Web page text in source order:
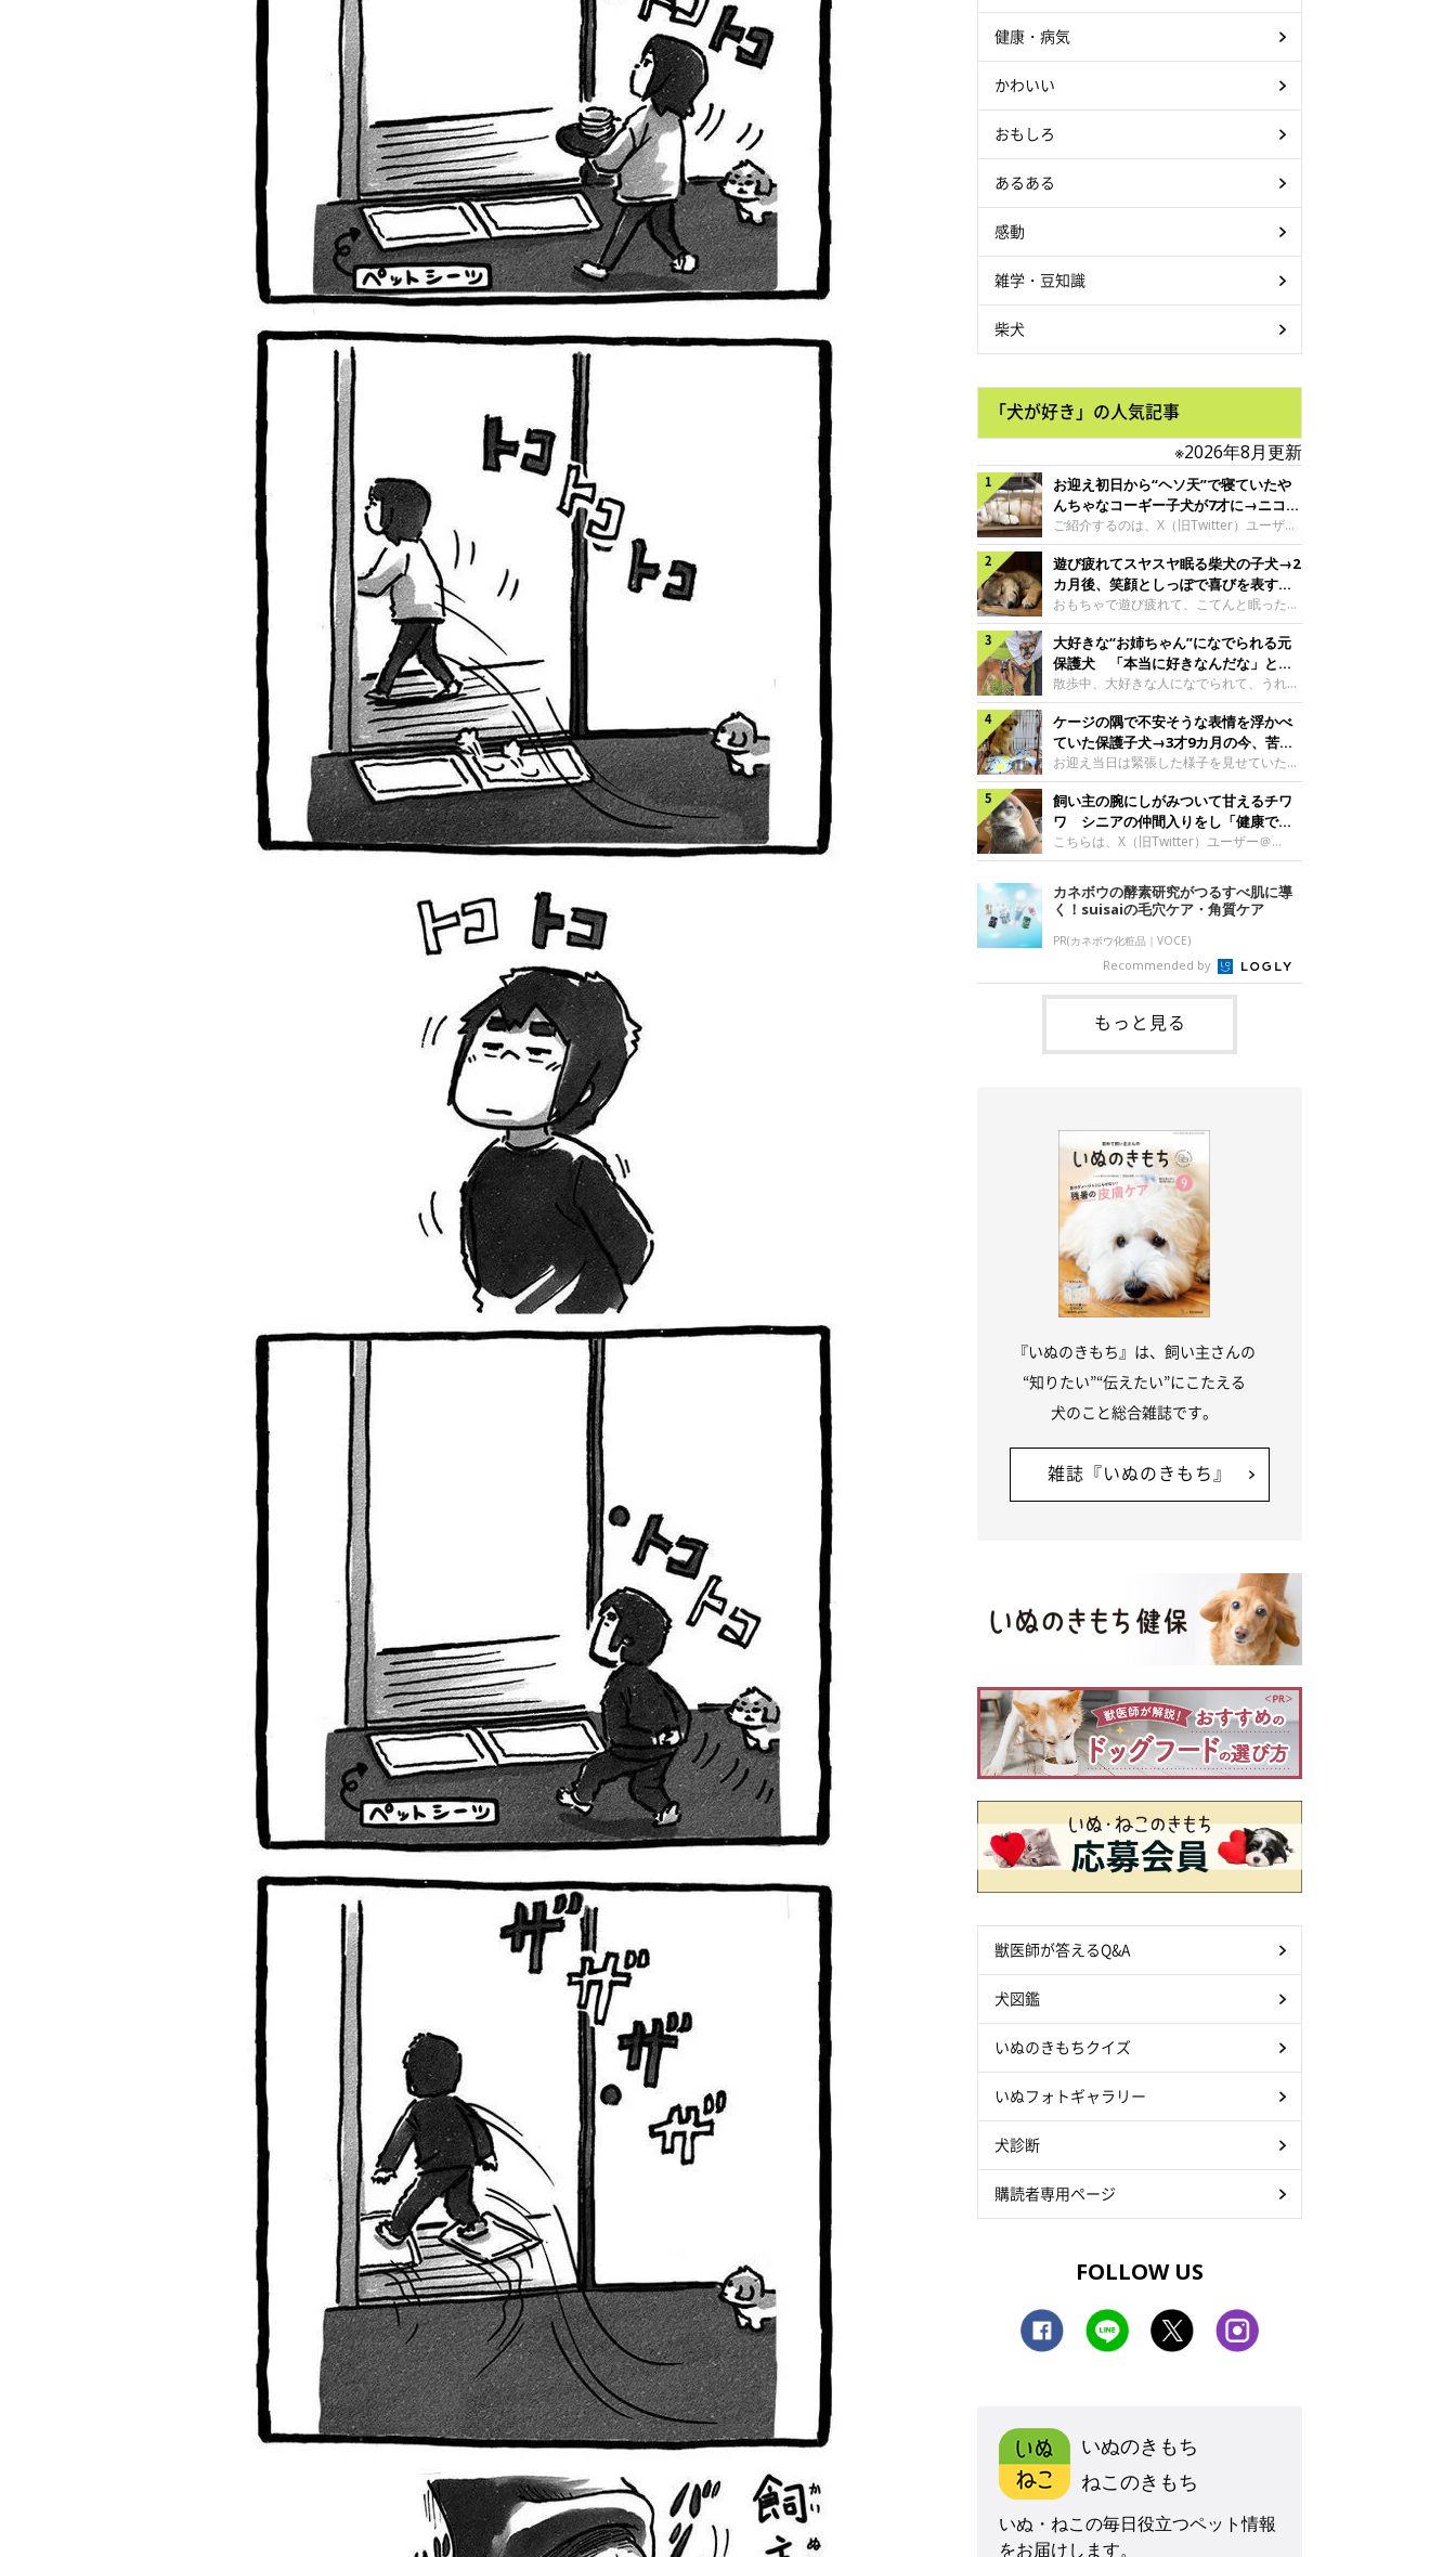
健康・病気
かわいい
おもしろ
あるある
感動
雑学・豆知識
柴犬
「犬が好き」の人気記事
※2026年8月更新
お迎え初日から“ヘソ天”で寝ていたや
んちゃなコーギー子犬が7才に→ニコニ
コ“コーギースマイル”が魅力のコに成
長！
ご紹介するのは、X（旧Twitter）ユーザー
＠Kus1oKg2vsgdWS2さんの愛犬でウェル
シュ・コーギー・ペンブロークの神楽ちゃ
ん。今年の8月で7才になるという神楽ちゃ
んですが、いったいどんな子犬時代を過ご
したのでしょうか。今回は、神楽ちゃんの
成長を飼い主さんと振り返ります！神楽ち
ゃんの成長について聞いた！お迎えから数
日後の神楽ちゃん（撮影時生後2カ月）＠
Kus1oKg2vsgdWS2――お迎え当初の神楽
ちゃんの様子について教えてください。飼
い主さん： 「お迎え当日から“ヘソ天”で寝
るようなコでし
遊び疲れてスヤスヤ眠る柴犬の子犬→2
カ月後、笑顔としっぽで喜びを表すコ
に成長！
おもちゃで遊び疲れて、こてんと眠った子
犬。あれから2カ月、表情や行動にさまざ
まな変化が見られるようになりました。遊
び疲れて眠る生後2カ月のなっちゃん遊び
疲れた様子のなっちゃん。@Pkndg_紹介
するのは、X（旧Twitter）ユーザー
@Pkndg_さんの愛犬・なっちゃん（取材
時、生後4カ月／柴犬）。こちらの写真
は、なっちゃんが生後2カ月のころに撮影
された一枚です。この日、なっちゃんは家
族と一緒におもちゃで遊んでいました。た
くさん遊んで疲れたのか、その後は眠り始
めたそうです。眠るなっちゃん。
@Pkndg_
大好きな“お姉ちゃん”になでられる元
保護犬 「本当に好きなんだな」と感
じる表情にほっこり
散歩中、大好きな人になでられて、うれし
そうな表情を見せる元保護犬。甘えるよう
な姿に、見ているこちらまでほっこりしま
す。大好きな“お姉ちゃん”に甘える小次郎
くん妹さんになでてもらい、うれしそうな
表情を見せる小次郎くん（2026年6月撮
影）。@mika_Jimmy紹介するのは、X（旧
Twitter）ユーザー@mika_Jimmyさんの愛
犬・小次郎くん（撮影時5才）。こちら
は、飼い主さんの妹さんと一緒に散歩をし
日、飼い主さんは実家から自宅へ帰る途
中、妹さんと公園で待ち合わせ
ケージの隅で不安そうな表情を浮かべ
ていた保護子犬→3才9カ月の今、苦手
を克服し頼もしいコに成長！
お迎え当日は緊張した様子を見せていた元
野犬の保護子犬。あれから約3年半、苦手
だったことを一つひとつ克服し、家族に寄
り添う姿を見せています。お迎え当日、ケ
ージの隅で不安そうにお迎え当日のシルビ
アちゃん。@nemonemotos今回紹介する
のは、X（旧Twitter）ユーザー
@nemonemotosさんの愛犬・シルビアち
ゃん（撮影当時、生後推定2カ月）。飼い
主さんが「#最初に撮った一枚」として投
稿した写真には、ケージの隅で不安そうな
表情を浮かべるシルビアちゃんの姿が写っ
ていました。こちらは、保護犬だったシル
飼い主の腕にしがみついて甘えるチワ
ワ シニアの仲間入りをし「健康で穏
やかな暮らしが続いてほしい」と願う
こちらは、X（旧Twitter）ユーザー＠
kotubusuke617さんが投稿した写真。写
っているのは、愛犬でチワワのつぶしゃん
（本名：こつぶちゃん）です。飼い主さん
の腕にしがみつくつぶしゃん（撮影時6
才）＠kotubusuke617撮影当時の状況に
ついて伺うと、飼い主さんはこう教えてく
れました。飼い主さん： 「ある休日のこ
とです。私がソファに座った途端にひざの
上にのってきたので、そのままなでながら
テレビを見ていたのですが、微動だにしな
いので気になって見てみると、腕にしがみ
カネボウの酵素研究がつるすべ肌に導
く！suisaiの毛穴ケア・角質ケア
PR(カネボウ化粧品｜VOCE)
Recommended by
もっと見る
『いぬのきもち』は、飼い主さんの
“知りたい”“伝えたい”にこたえる
犬のこと総合雑誌です。
雑誌『いぬのきもち』
獣医師が答えるQ&A
犬図鑑
いぬのきもちクイズ
いぬフォトギャラリー
犬診断
購読者専用ページ
FOLLOW US
いぬのきもち
ねこのきもち
いぬ・ねこの毎日役立つペット情報
をお届けします。